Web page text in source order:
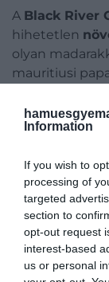
Information
If you wish to
processing of
targeted
section to
opt-out request
interest-based
us or personal
A Black River
hihetetlen
olyan
mauritiusi
túrázhatunk,
látvánnyal
Ezt is olvasd
államainak